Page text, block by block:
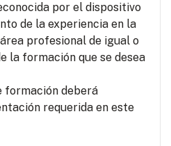
por el dispositivo
de la experiencia en la
profesional de igual o
la formación que se desea
formación deberá
requerida en este